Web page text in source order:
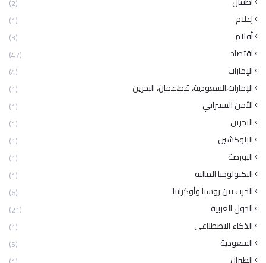
(2)
إعلام (1)
أفلام (3)
اقتصاد (47)
الإمارات (4)
الإمارات،السعودية، قط،عمان، البحرين (1)
الأمن السيبراني (1)
البحرين (1)
البلوكشين (1)
البورصة (1)
التكنولوجيا المالية (1)
الحرب بين روسيا وأوكرانيا (6)
الدول العربية (21)
الذكاء الاصطناعي (1)
السعودية (5)